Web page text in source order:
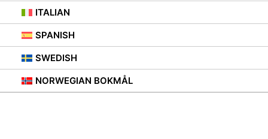
ITALIAN
SPANISH
SWEDISH
NORWEGIAN BOKMÅL
Obsah